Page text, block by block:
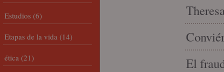
El
Estudios (6)
Etapas de la vida (14)
ética (21)